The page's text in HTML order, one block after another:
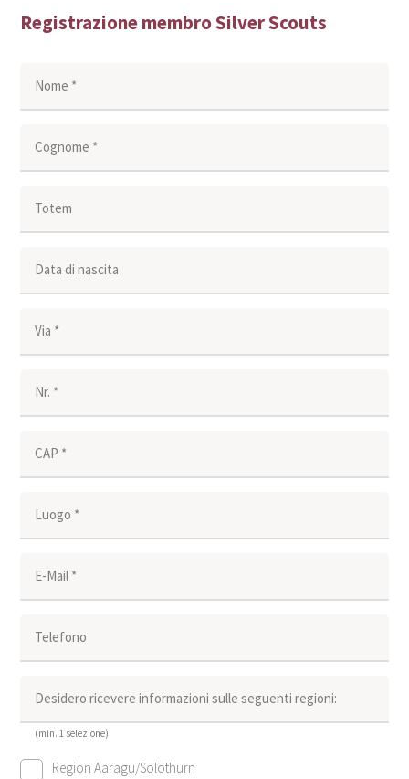
Registrazione membro Silver Scouts
Nome *
Cognome *
Totem
Data di nascita
Via *
Nr. *
CAP *
Luogo *
E-Mail *
Telefono
Desidero ricevere informazioni sulle seguenti regioni:
(min. 1 selezione)
Region Aaragu/Solothurn